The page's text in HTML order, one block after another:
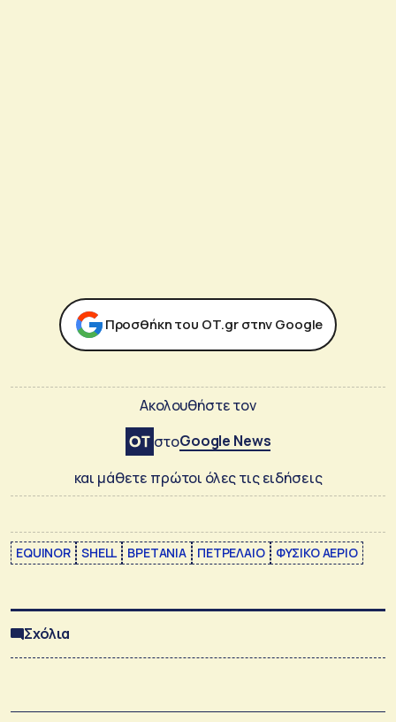
Προσθήκη του ΟΤ.gr στην Google
Ακολουθήστε τον
στοGoogle News
και μάθετε πρώτοι όλες τις ειδήσεις
EQUINOR SHELL ΒΡΕΤΑΝΙΑ ΠΕΤΡΕΛΑΙΟ ΦΥΣΙΚΟ ΑΕΡΙΟ
Σχόλια